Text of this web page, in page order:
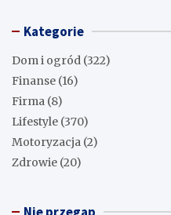
Kategorie
Dom i ogród (322)
Finanse (16)
Firma (8)
Lifestyle (370)
Motoryzacja (2)
Zdrowie (20)